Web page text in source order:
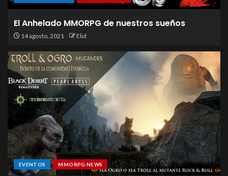
El Anhelado MMORPG de nuestros sueños
14 agosto, 2021 Elid
EVENTOS MMORPG NEWS